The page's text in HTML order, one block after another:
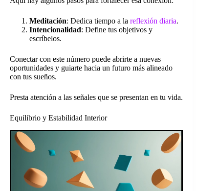
Meditación: Dedica tiempo a la reflexión diaria.
Intencionalidad: Define tus objetivos y
escríbelos.
Conectar con este número puede abrirte a nuevas
oportunidades y guiarte hacia un futuro más alineado
con tus sueños.
Presta atención a las señales que se presentan en tu vida.
Equilibrio y Estabilidad Interior